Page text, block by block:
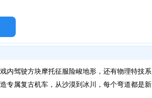
内驾驶方块摩托征服险峻地形，还有物理特技系
专属复古机车，从沙漠到冰川，每个弯道都是新